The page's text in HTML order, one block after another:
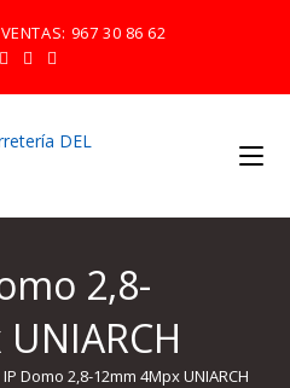
967 30 86 62
2,8-
Domo 2,8-12mm 4Mpx UNIARCH